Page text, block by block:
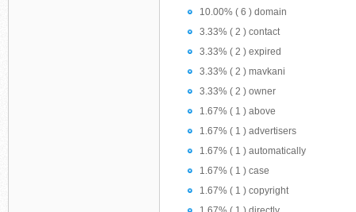
10.00% ( 6 ) domain
3.33% ( 2 ) contact
3.33% ( 2 ) expired
3.33% ( 2 ) mavkani
3.33% ( 2 ) owner
1.67% ( 1 ) above
1.67% ( 1 ) advertisers
1.67% ( 1 ) automatically
1.67% ( 1 ) case
1.67% ( 1 ) copyright